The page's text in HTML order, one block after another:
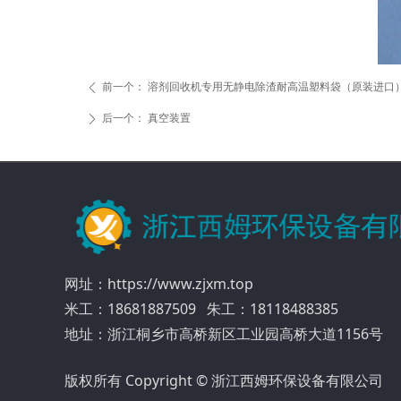
ꄴ 前一个： 溶剂回收机专用无静电除渣耐高温塑料袋（原装进口
ꄲ 后一个： 真空装置
网址：https://www.zjxm.top
米工：18681887509 朱工：18118488385
地址：浙江桐乡市高桥新区工业园高桥大道1156号
版权所有 Copyright © 浙江西姆环保设备有限公司